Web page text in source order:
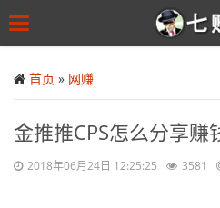
to
main
Toggle
首页 » 网赚
金推推CPS怎么分享赚
2018年06月24日 12:25:25 3581